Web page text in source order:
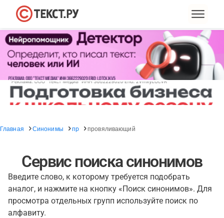
Главная Синонимы пр провяливающий
Сервис поиска синонимов
Введите слово, к которому требуется подобрать
аналог, и нажмите на кнопку «Поиск синонимов». Для
просмотра отдельных групп используйте поиск по
алфавиту.